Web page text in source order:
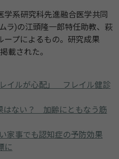
系研究科先進融合医学共同
ラ)の江頭隆一郎特任助教、萩
ープによるもの。研究成果
載された。
イルが心配」 フレイル健診
はない？ 加齢にともなう筋
家事でも認知症の予防効果
に